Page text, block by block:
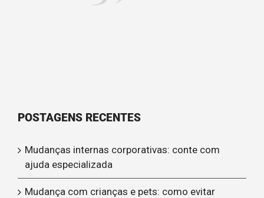
POSTAGENS RECENTES
Mudanças internas corporativas: conte com
ajuda especializada
Mudança com crianças e pets: como evitar